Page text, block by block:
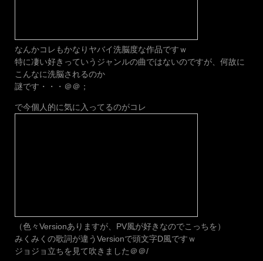
なんかコレもかなりヤバイ洗脳度な作品ですｗ
特に凄い好きっていうジャンルの曲ではないのですが、何故に
こんなに洗脳されるのか
謎です・・・＠＠；
で今個人的に気に入ってるのがコレ
（色々Versionありますが、PV風が好きなのでこっちを）
みくみくの歌詞が違うVersionで頭文字D風ですｗ
ジョジョ立ちを見て吹きました＠＠/